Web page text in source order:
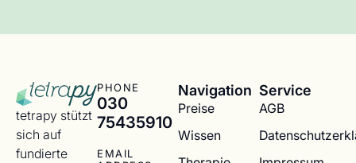
tetrapy stützt
sich auf
fundierte
PHONE
030
75435910
EMAIL
Navigation
Preise
Wissen
Service
AGB